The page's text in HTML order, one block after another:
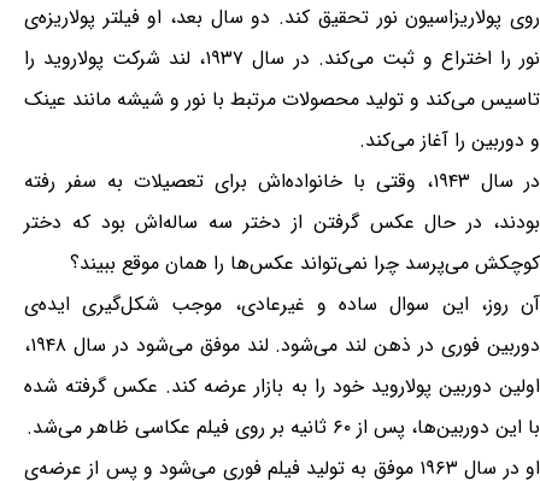
روی پولاریزاسیون نور تحقیق کند. دو سال بعد، او فیلتر پولاریزه‌ی‌
نور را اختراع و ثبت می‌کند. در سال ۱۹۳۷، لند شرکت پولاروید را
تاسیس می‌کند و تولید محصولات مرتبط با نور و شیشه مانند عینک
و دوربین را آغاز می‌کند.
در سال ۱۹۴۳، وقتی با خانواده‌اش برای تعصیلات به سفر رفته
بودند، در حال عکس گرفتن از دختر سه ساله‌اش بود که دختر
کوچکش می‌پرسد چرا نمی‌تواند عکس‌ها را همان موقع ببیند؟
آن روز، این سوال ساده و غیرعادی، موجب شکل‌گیری ایده‌ی
دوربین فوری در ذهن لند می‌شود. لند موفق می‌شود در سال ۱۹۴۸،
اولین دوربین پولاروید خود را به بازار عرضه کند. عکس گرفته شده
با این دوربین‌ها، پس از ۶۰ ثانیه بر روی فیلم عکاسی ظاهر می‌شد.
او در سال ۱۹۶۳ موفق به تولید فیلم فوری می‌شود و پس از عرضه‌ی